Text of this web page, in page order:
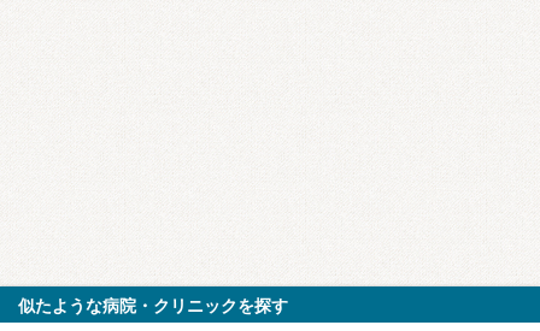
似たような病院・クリニックを探す